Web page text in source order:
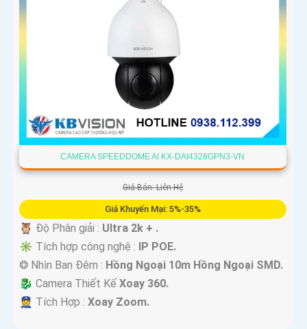
CAMERA SPEEDDOME AI KX-DAI4328GPN3-VN
Giá Bán: Liên Hệ
Giá Khuyến Mại: 5%-35%
🦉 Độ Phân giải : Ultra 2k + .
✳️ Tích hợp công nghệ : IP POE.
❂ Nhìn Ban Đêm : Hồng Ngoại 10m Hồng Ngoại SMD.
🐉️ Camera Thiết Kế Xoay 360.
️👮 Tích Hợp : Xoay Zoom.